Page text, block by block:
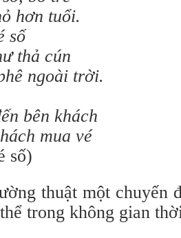
hơn tuổi.
số
thả cún
ngoài trời.
bên khách
mua vé
số)
thuật một chuyến
trong không gian